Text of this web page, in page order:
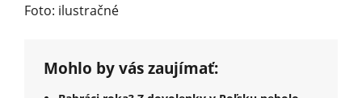
Foto: ilustračné
Mohlo by vás zaujímať: